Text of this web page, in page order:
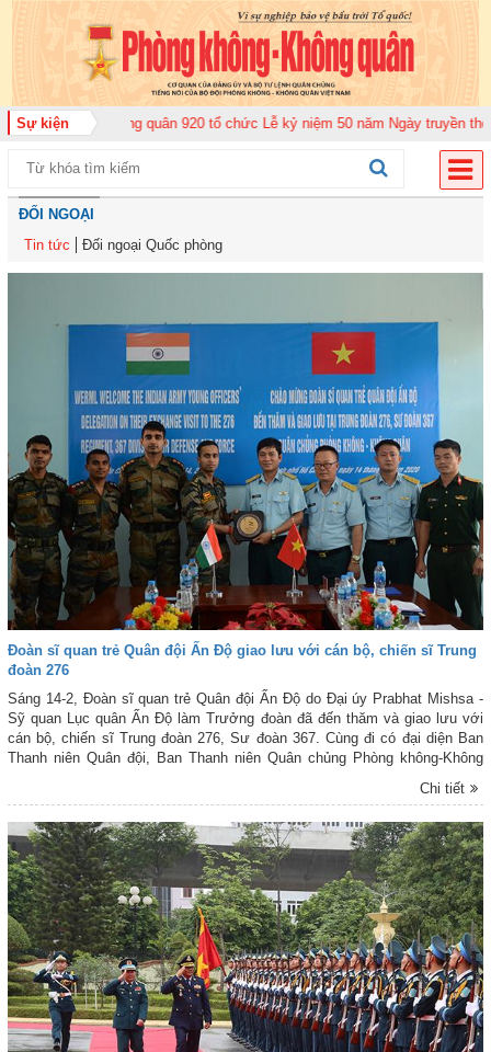
Sự kiện
Không quân 920 tổ chức Lễ kỷ niệm 50 năm Ngày truyền thống (12-11-
ĐỐI NGOẠI
Tin tức
Đối ngoại Quốc phòng
Đoàn sĩ quan trẻ Quân đội Ấn Độ giao lưu với cán bộ, chiến sĩ Trung
đoàn 276
Sáng 14-2, Đoàn sĩ quan trẻ Quân đội Ấn Độ do Đại úy Prabhat Mishsa -
Sỹ quan Lục quân Ấn Độ làm Trưởng đoàn đã đến thăm và giao lưu với
cán bộ, chiến sĩ Trung đoàn 276, Sư đoàn 367. Cùng đi có đại diện Ban
Thanh niên Quân đội, Ban Thanh niên Quân chủng Phòng không-Không
Chi tiết